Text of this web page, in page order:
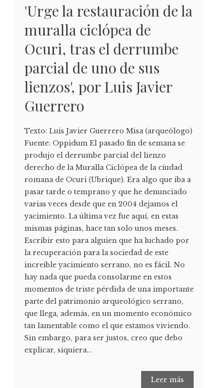
'Urge la restauración de la
muralla ciclópea de
Ocuri, tras el derrumbe
parcial de uno de sus
lienzos', por Luis Javier
Guerrero
Texto: Luis Javier Guerrero Misa (arqueólogo)
Fuente: Oppidum El pasado fin de semana se
produjo el derrumbe parcial del lienzo
derecho de la Muralla Ciclópea de la ciudad
romana de Ocuri (Ubrique). Era algo que iba a
pasar tarde o temprano y que he denunciado
varias veces desde que en 2004 dejamos el
yacimiento. La última vez fue aquí, en estas
mismas páginas, hace tan solo unos meses.
Escribir esto para alguien que ha luchado por
la recuperación para la sociedad de este
increíble yacimiento serrano, no es fácil. No
hay nada que pueda consolarme en estos
momentos de triste pérdida de una importante
parte del patrimonio arqueológico serrano,
que llega, además, en un momento económico
tan lamentable como el que estamos viviendo.
Sin embargo, para ser justos, creo que debo
explicar, siquiera...
Leer más